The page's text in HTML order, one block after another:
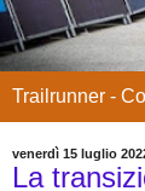
Trailrunner -
venerdì 15 luglio
La